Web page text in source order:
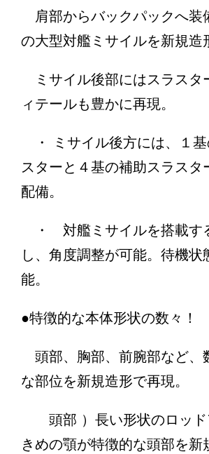
肩部からバックパックへ装
の大型対艦ミサイルを新規造
ミサイル後部にはスラスタ
ィテールも豊かに再現。
・ ミサイル後方には、１基
スターと４基の補助スラスタ
配備。
・ 対艦ミサイルを搭載す
し、角度調整が可能。待機状
能。
●特徴的な本体形状の数々！
頭部、胸部、前腕部など、
な部位を新規造形で再現。
頭部 ）長い形状のロッド
きめの顎が特徴的な頭部を新